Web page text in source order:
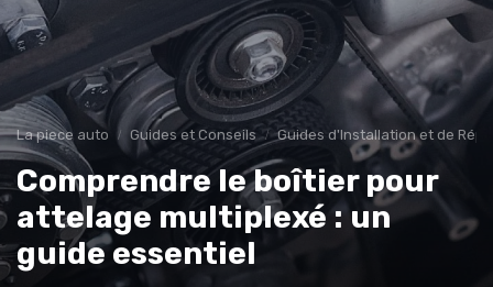
La piece auto Guides et Conseils Guides d'Installation et de
Comprendre le boîtier pour
attelage multiplexé : un
guide essentiel